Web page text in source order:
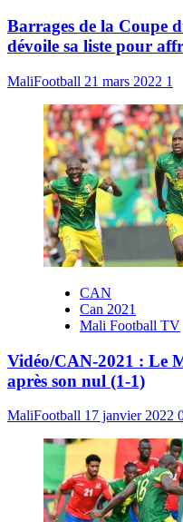
Barrages de la Coupe
dévoile sa liste pour
MaliFootball 21 mars 2022 1
CAN
Can 2021
Mali Football TV
Vidéo/CAN-2021 : Le
après son nul (1-1)
MaliFootball 17 janvier 2022